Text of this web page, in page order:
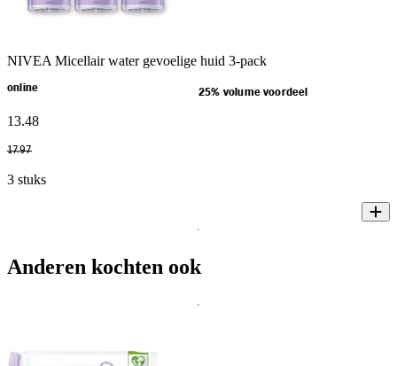
NIVEA Micellair water gevoelige huid 3-pack
online 25% volume voordeel
13.48
17.97
3 stuks
Anderen kochten ook